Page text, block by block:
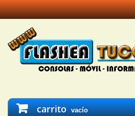
carrito vacío